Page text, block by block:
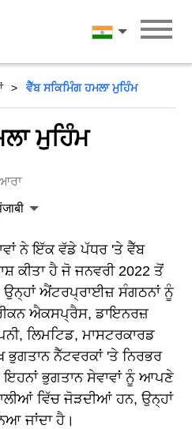
पंजाबी
ਵੈੱਬ ਸਕਿਮਿੰਗ ਹਮਲਾ ਮੁਹਿੰਮ
ਮੁਹਿੰਮ
ਨੇ ਇੱਕ ਵੱਡੇ ਪੱਧਰ 'ਤੇ ਵੈੱਬ
ਕੀਤਾ ਹੈ ਜੋ ਜਨਵਰੀ 2022 ਤੋਂ
ਐਂਟਰਪ੍ਰਾਈਜ਼ ਸੰਗਠਨਾਂ ਨੂੰ
ਐਕਸਪ੍ਰੈਸ, ਡਾਇਨਰਜ਼
ਲਿਮਟਿਡ, ਮਾਸਟਰਕਾਰਡ
ਨੈੱਟਵਰਕਾਂ 'ਤੇ ਨਿਰਭਰ
ਭੁਗਤਾਨ ਸੇਵਾਵਾਂ ਨੂੰ ਆਪਣੇ
ਵਿੱਚ ਜੋੜਦੀਆਂ ਹਨ, ਉਨ੍ਹਾਂ
ਜਾਂਦਾ ਹੈ।